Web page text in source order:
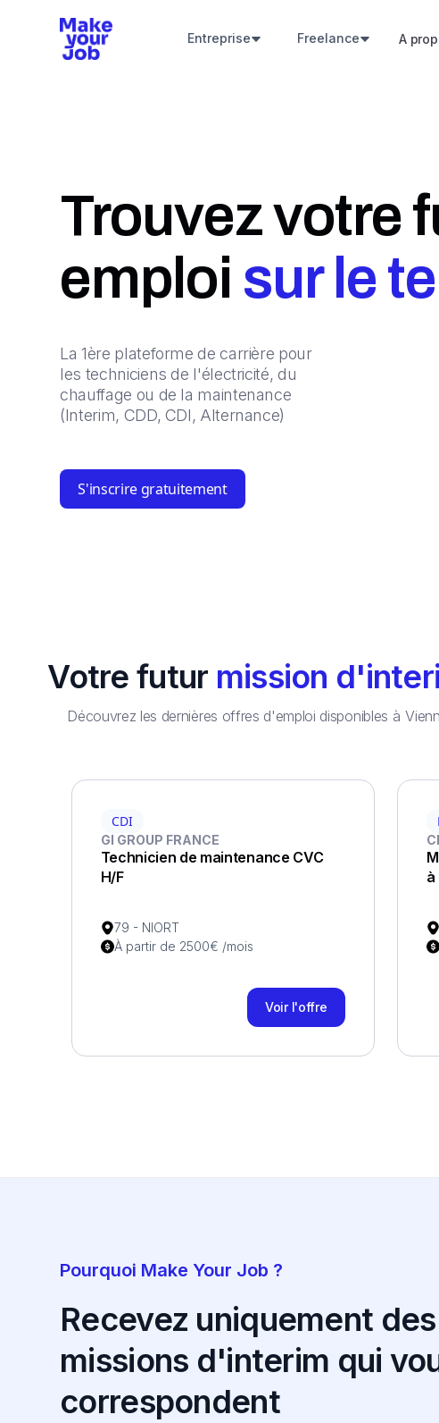
Entreprise Freelance A
Trouvez votre
emploi sur le
La 1ère plateforme de carrière pour
les techniciens de l'électricité, du
chauffage ou de la maintenance
(Interim, CDD, CDI, Alternance)
S'inscrire gratuitement
Votre futur mission
Découvrez les dernières offres d'emploi disponibles à
CDI
GI GROUP FRANCE
Technicien de maintenance CVC
H/F
79 - NIORT
À partir de 2500€ /mois
Voir l'offre
à
Pourquoi Make Your Job ?
Recevez uniquement des
missions d'interim qui
correspondent